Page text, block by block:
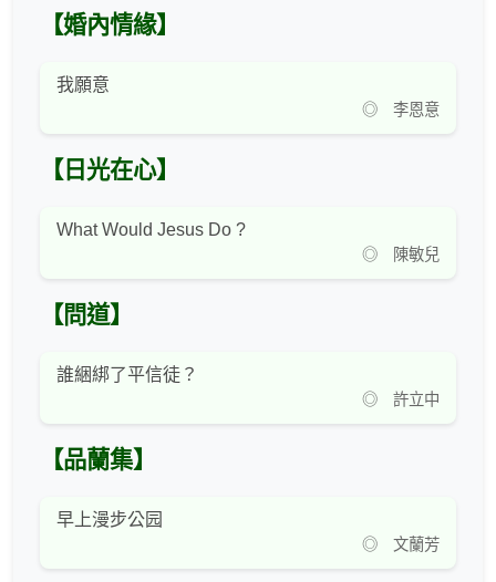
【婚內情緣】
我願意
◎ 李恩意
【日光在心】
What Would Jesus Do ?
◎ 陳敏兒
【問道】
誰綑綁了平信徒？
◎ 許立中
【品蘭集】
早上漫步公园
◎ 文蘭芳